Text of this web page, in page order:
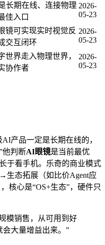
长期在线、连接物理
佳入口
2026-
05-23
镜可实现实时视觉反
交互闭环
2026-
05-23
世界走入物理世界，
协作者
2026-
05-23
产品一定是长期在线的，
他判断AI眼镜是当前最优
于看手机。乐奇的商业模式
生态拓展（如比价Agent应
核心是“OS+生态”，硬件只
模销售，从可用到好
大量增益出来。”